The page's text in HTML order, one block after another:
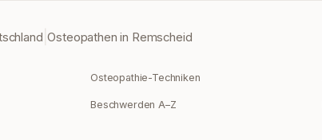
|Osteopathen in Remscheid
Osteopathie-Techniken
Beschwerden A–Z